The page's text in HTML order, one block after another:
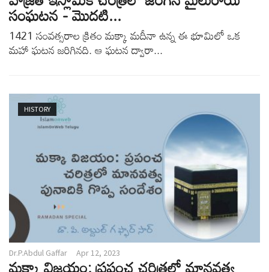
సంఘటన - మొదటి...
1421 సంవత్సరాల క్రితం మక్కా మదీనా ఉన్న ఈ భూమిలో ఒక
మహా ఘటన జరిగినది. ఆ ఘటన ద్వారా...
HISTORY
Dr.P.Abdul Gaffar Apr 12, 2023